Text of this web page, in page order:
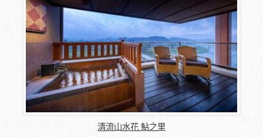
清流山水花 鮎之里